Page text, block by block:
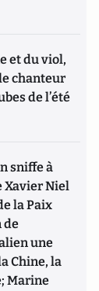
et du viol,
chanteur
de l’été
sniffe à
Xavier Niel
la Paix
de
une
Chine, la
Marine